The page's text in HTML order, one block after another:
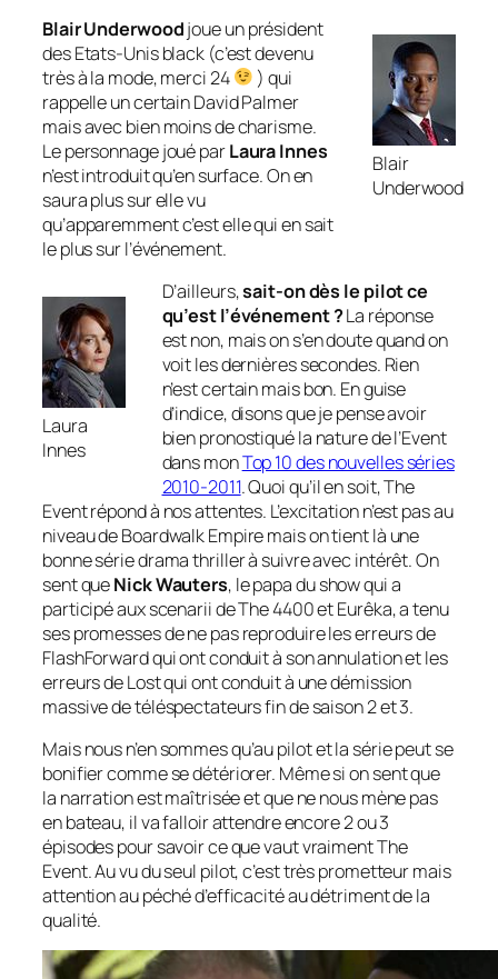
Blair
Underwood
Blair Underwoodjoue un président
des Etats-Unis black (c’est devenu
très à la mode, merci 24
) qui
rappelle un certain David Palmer
mais avec bien moins de charisme.
Le personnage joué parLaura Innes
n’est introduit qu’en surface. On en
saura plus sur elle vu
qu’apparemment c’est elle qui en sait
le plus sur l’événement.
Laura
Innes
D’ailleurs,sait-on dès le pilotce
qu’est l’événement ?La réponse
est non, mais on s’en doute quand on
voit les dernières secondes. Rien
n’est certain mais bon. En guise
d’indice, disons que je pense avoir
bien pronostiqué la nature de l’Event
dans monTop 10 des nouvelles séries
2010-2011. Quoi qu’il en soit, The
Event répond à nos attentes. L’excitation n’est pas au
niveau de Boardwalk Empire mais on tient là une
bonne sériedrama thrillerà suivre avec intérêt. On
sent queNick Wauters, le papa du show qui a
participé aux scenarii de The 4400 et Eurêka, a tenu
ses promesses de ne pas reproduire les erreurs de
FlashForward qui ont conduit à son annulation et les
erreurs de Lost qui ont conduit à une démission
massive de téléspectateurs fin de saison 2 et 3.
Mais nous n’en sommes qu’aupilotet la série peut se
bonifier comme se détériorer. Même si on sent que
la narration est maîtrisée et que ne nous mène pas
en bateau, il va falloir attendre encore 2 ou 3
épisodes pour savoir ce que vaut vraiment The
Event. Au vu du seul pilot, c’est très prometteur mais
attention au péché d’efficacité au détriment de la
qualité.